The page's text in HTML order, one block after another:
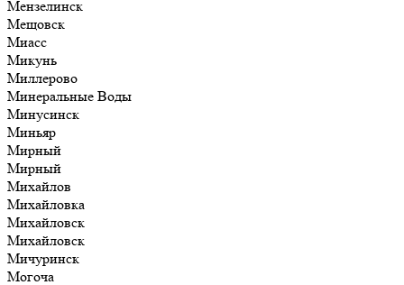
Мензелинск
Мещовск
Миасс
Микунь
Миллерово
Минеральные Воды
Минусинск
Миньяр
Мирный
Мирный
Михайлов
Михайловка
Михайловск
Михайловск
Мичуринск
Могоча